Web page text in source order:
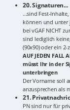
20. Signaturen...
...sind Fest-
können und unter
bei vGAF NICHT
sind lediglich
(90x90) oder ein 2-
AUF JEDEN FALL
müsst Ihr in der
unterbringen
Der Vorname soll
anzusprechen als
21.
PN sind nur für